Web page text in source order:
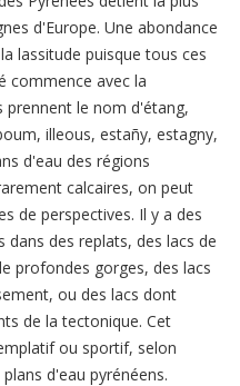
d'Europe. Une abondance
lassitude puisque tous ces
commence avec la
prennent le nom d'étang,
illeous, estañy, estagny,
d'eau des régions
calcaires, on peut
de perspectives. Il y a des
dans des replats, des lacs de
profondes gorges, des lacs
ou des lacs dont
de la tectonique. Cet
ou sportif, selon
d'eau pyrénéens.